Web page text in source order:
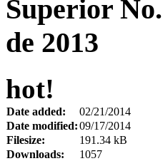
hot!
Date added:
02/21/2014
Date modified:09/17/2014
Filesize:
191.34 kB
Downloads:
1057